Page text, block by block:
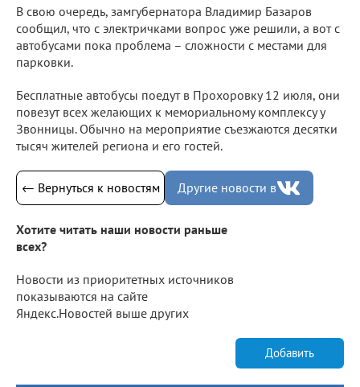
В свою очередь, замгубернатора Владимир Базаров
сообщил, что с электричками вопрос уже решили, а вот с
автобусами пока проблема – сложности с местами для
парковки.
Бесплатные автобусы поедут в Прохоровку 12 июля, они
повезут всех желающих к мемориальному комплексу у
Звонницы. Обычно на мероприятие съезжаются десятки
тысяч жителей региона и его гостей.
← Вернуться к новостям Другие новости в
Хотите читать наши новости раньше
всех?
Новости из приоритетных источников
показываются на сайте
Яндекс.Новостей выше других
Добавить